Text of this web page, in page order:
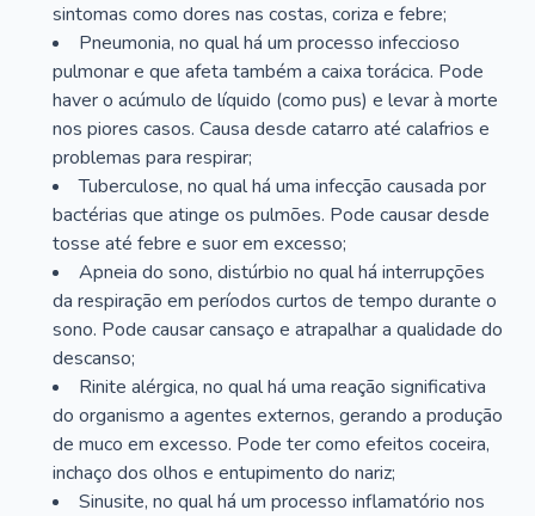
sintomas como dores nas costas, coriza e febre;
Pneumonia, no qual há um processo infeccioso
pulmonar e que afeta também a caixa torácica. Pode
haver o acúmulo de líquido (como pus) e levar à morte
nos piores casos. Causa desde catarro até calafrios e
problemas para respirar;
Tuberculose, no qual há uma infecção causada por
bactérias que atinge os pulmões. Pode causar desde
tosse até febre e suor em excesso;
Apneia do sono, distúrbio no qual há interrupções
da respiração em períodos curtos de tempo durante o
sono. Pode causar cansaço e atrapalhar a qualidade do
descanso;
Rinite alérgica, no qual há uma reação significativa
do organismo a agentes externos, gerando a produção
de muco em excesso. Pode ter como efeitos coceira,
inchaço dos olhos e entupimento do nariz;
Sinusite, no qual há um processo inflamatório nos